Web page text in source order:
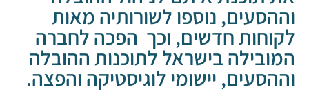
נוספו לשורותיה מאות
חדשים, וכך הפכה לחברה
בישראל לתוכנות ההובלה
יישומי לוגיסטיקה והפצה.